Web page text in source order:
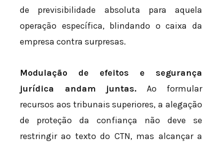
de previsibilidade absoluta para aquela
operação específica, blindando o caixa da
empresa contra surpresas.
Modulação de efeitos e segurança
jurídica andam juntas. Ao formular
recursos aos tribunais superiores, a alegação
de proteção da confiança não deve se
restringir ao texto do CTN, mas alcançar a